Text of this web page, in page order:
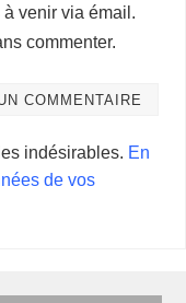
venir via émail.
commenter.
indésirables. En
de vos